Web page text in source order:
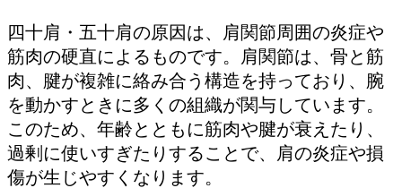
四十肩・五十肩の原因は、肩関節周囲の炎症や
筋肉の硬直によるものです。肩関節は、骨と筋
肉、腱が複雑に絡み合う構造を持っており、腕
を動かすときに多くの組織が関与しています。
このため、年齢とともに筋肉や腱が衰えたり、
過剰に使いすぎたりすることで、肩の炎症や損
傷が生じやすくなります。